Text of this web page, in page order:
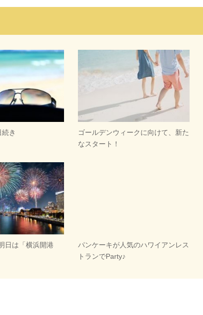
き
ゴールデンウィークに向けて、新た
なスタート！
日は「横浜開港
パンケーキが人気のハワイアンレス
トランでParty♪